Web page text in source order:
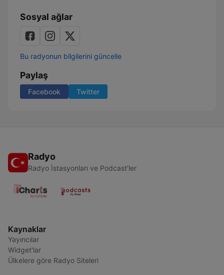
Sosyal ağlar
Bu radyonun bilgilerini güncelle
Paylaş
Facebook Twitter
Radyo
Radyo İstasyonları ve Podcast'ler
Kaynaklar
Yayıncılar
Widget'lar
Ülkelere göre Radyo Siteleri